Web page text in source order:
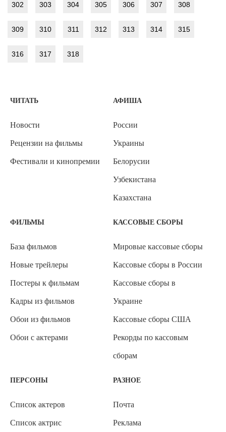
302 303 304 305 306 307 308
309 310 311 312 313 314 315
316 317 318
ЧИТАТЬ
Новости
Рецензии на фильмы
Фестивали и кинопремии
АФИША
России
Украины
Белорусии
Узбекистана
Казахстана
ФИЛЬМЫ
База фильмов
Новые трейлеры
Постеры к фильмам
Кадры из фильмов
Обои из фильмов
Обои с актерами
КАССОВЫЕ СБОРЫ
Мировые кассовые сборы
Кассовые сборы в России
Кассовые сборы в
Украине
Кассовые сборы США
Рекорды по кассовым
сборам
ПЕРСОНЫ
Список актеров
Список актрис
РАЗНОЕ
Почта
Реклама